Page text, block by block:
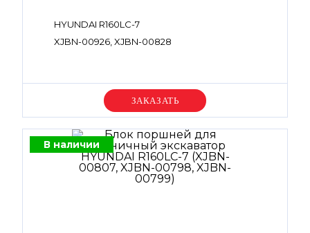
HYUNDAI R160LC-7
XJBN-00926, XJBN-00828
Уточняйте цену
В наличии